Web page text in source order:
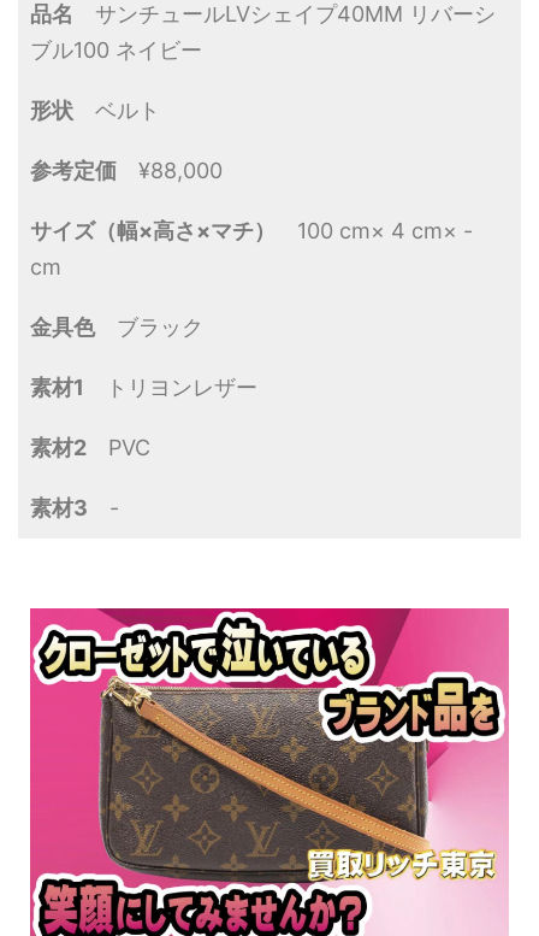
品名 サンチュールLVシェイプ40MM リバーシ
ブル100 ネイビー
形状 ベルト
参考定価 ¥88,000
サイズ（幅×高さ×マチ） 100 cm× 4 cm× -
cm
金具色ブラック
素材1 トリヨンレザー
素材2 PVC
素材3 -